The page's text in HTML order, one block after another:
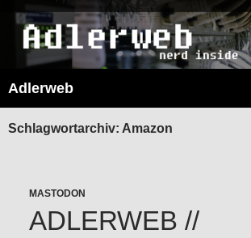
Adlerweb
SPRINGEN
Schlagwortarchiv: Amazon
MASTODON
ADLERWEB //